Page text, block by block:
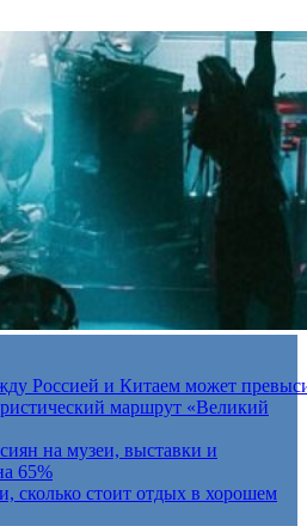
Россией и Китаем может
маршрут «Великий
на музеи, выставки и
65%
сколько стоит отдых в хорошем